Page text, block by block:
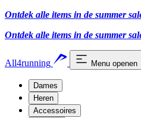
Ontdek alle items in de summer
Ontdek alle items in de summer
All4running Menu openen
Dames
Heren
Accessoires